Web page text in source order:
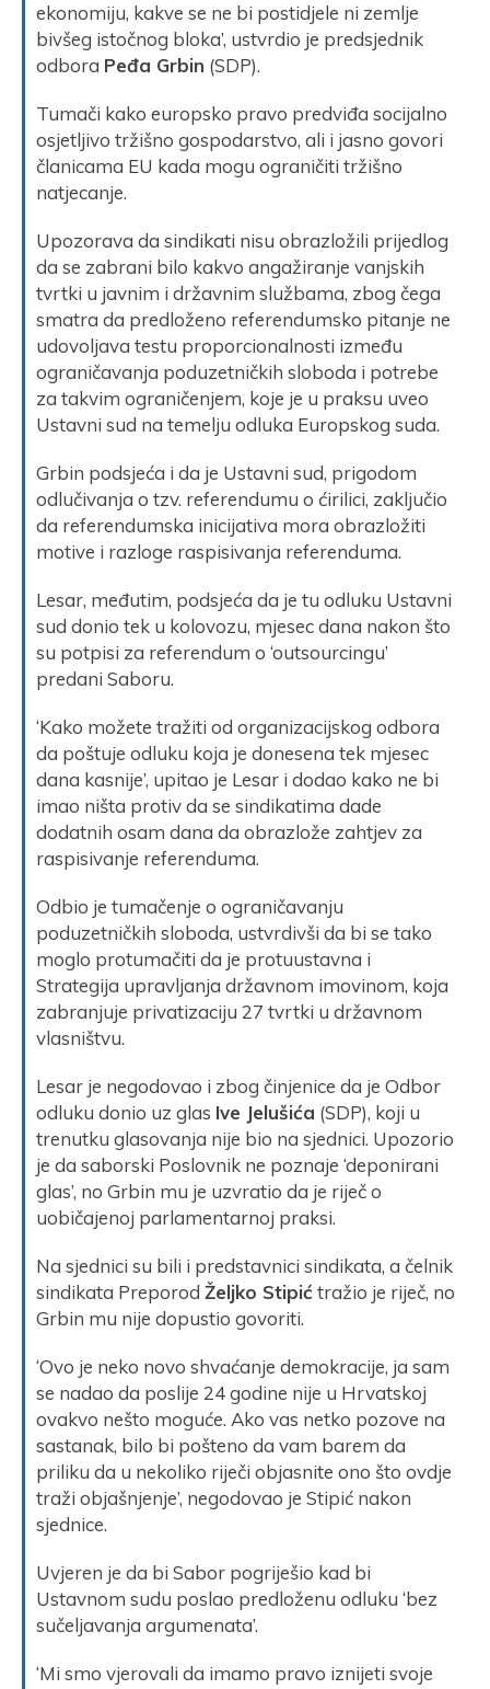
ekonomiju, kakve se ne bi postidjele ni zemlje
bivšeg istočnog bloka’, ustvrdio je predsjednik
odbora Peđa Grbin (SDP).
Tumači kako europsko pravo predviđa socijalno
osjetljivo tržišno gospodarstvo, ali i jasno govori
članicama EU kada mogu ograničiti tržišno
natjecanje.
Upozorava da sindikati nisu obrazložili prijedlog
da se zabrani bilo kakvo angažiranje vanjskih
tvrtki u javnim i državnim službama, zbog čega
smatra da predloženo referendumsko pitanje ne
udovoljava testu proporcionalnosti između
ograničavanja poduzetničkih sloboda i potrebe
za takvim ograničenjem, koje je u praksu uveo
Ustavni sud na temelju odluka Europskog suda.
Grbin podsjeća i da je Ustavni sud, prigodom
odlučivanja o tzv. referendumu o ćirilici, zaključio
da referendumska inicijativa mora obrazložiti
motive i razloge raspisivanja referenduma.
Lesar, međutim, podsjeća da je tu odluku Ustavni
sud donio tek u kolovozu, mjesec dana nakon što
su potpisi za referendum o ‘outsourcingu’
predani Saboru.
‘Kako možete tražiti od organizacijskog odbora
da poštuje odluku koja je donesena tek mjesec
dana kasnije’, upitao je Lesar i dodao kako ne bi
imao ništa protiv da se sindikatima dade
dodatnih osam dana da obrazlože zahtjev za
raspisivanje referenduma.
Odbio je tumačenje o ograničavanju
poduzetničkih sloboda, ustvrdivši da bi se tako
moglo protumačiti da je protuustavna i
Strategija upravljanja državnom imovinom, koja
zabranjuje privatizaciju 27 tvrtki u državnom
vlasništvu.
Lesar je negodovao i zbog činjenice da je Odbor
odluku donio uz glas Ive Jelušića (SDP), koji u
trenutku glasovanja nije bio na sjednici. Upozorio
je da saborski Poslovnik ne poznaje ‘deponirani
glas’, no Grbin mu je uzvratio da je riječ o
uobičajenoj parlamentarnoj praksi.
Na sjednici su bili i predstavnici sindikata, a čelnik
sindikata Preporod Željko Stipićtražio je riječ, no
Grbin mu nije dopustio govoriti.
‘Ovo je neko novo shvaćanje demokracije, ja sam
se nadao da poslije 24 godine nije u Hrvatskoj
ovakvo nešto moguće. Ako vas netko pozove na
sastanak, bilo bi pošteno da vam barem da
priliku da u nekoliko riječi objasnite ono što ovdje
traži objašnjenje’, negodovao je Stipić nakon
sjednice.
Uvjeren je da bi Sabor pogriješio kad bi
Ustavnom sudu poslao predloženu odluku ‘bez
sučeljavanja argumenata’.
‘Mi smo vjerovali da imamo pravo iznijeti svoje